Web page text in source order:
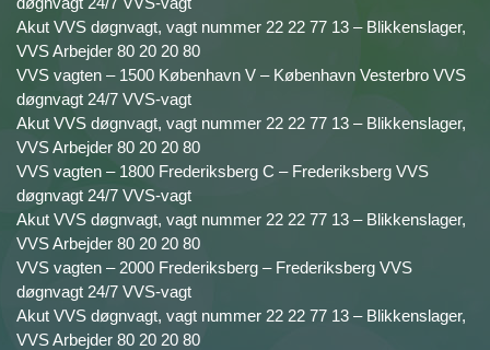
Akut VVS døgnvagt, vagt nummer 22 22 77 13 – Blikkenslager,
VVS Arbejder 80 20 20 80
VVS vagten – 1500 København V – København Vesterbro VVS
døgnvagt 24/7 VVS-vagt
Akut VVS døgnvagt, vagt nummer 22 22 77 13 – Blikkenslager,
VVS Arbejder 80 20 20 80
VVS vagten – 1800 Frederiksberg C – Frederiksberg VVS
døgnvagt 24/7 VVS-vagt
Akut VVS døgnvagt, vagt nummer 22 22 77 13 – Blikkenslager,
VVS Arbejder 80 20 20 80
VVS vagten – 2000 Frederiksberg – Frederiksberg VVS
døgnvagt 24/7 VVS-vagt
Akut VVS døgnvagt, vagt nummer 22 22 77 13 – Blikkenslager,
VVS Arbejder 80 20 20 80